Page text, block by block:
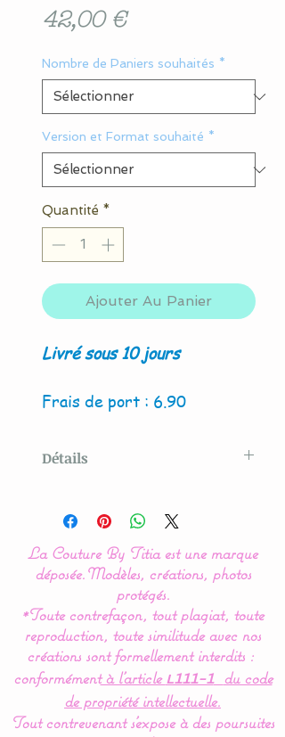
42,00 €Prix
Nombre de Paniers souhaités *
Version et Format souhaité *
Quantité *
Ajouter Au Panier
Livré sous 10 jours
Frais de port : 6.90
Détails
By Titia
Lot de 2 panières, pochons
ou corbeilles de
rangement.
Disponible en 2 versions :
ronde ou carrée.
La Couture By Titia est une marque
déposée.Modèles, créations, photos
protégés.
*Toute contrefaçon, tout plagiat, toute
reproduction, toute similitude avec nos
créations sont formellement interdits :
conformémentà l’article L111-1
du code
de propriété intellectuelle.
Tout contrevenant s'expose à des poursuites